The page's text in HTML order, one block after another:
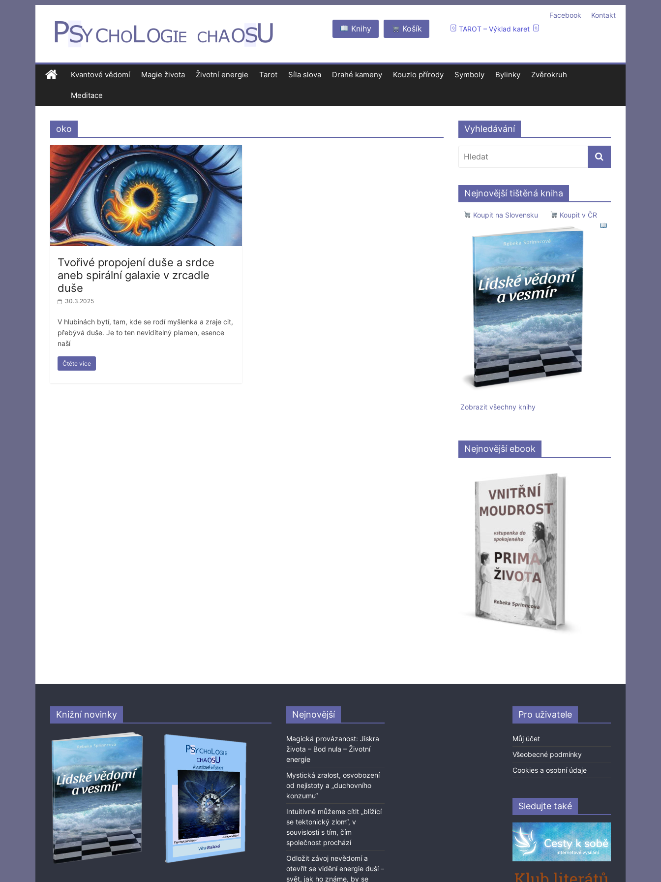
Kontakt
Facebook
TAROT – Výklad karet
Košík
Knihy
Kvantové vědomí Magie života Životní energie Tarot Síla slova Drahé kameny Kouzlo přírody Symboly Bylinky Zvěrokruh
Meditace
oko
Tvořivé propojení duše a srdce
aneb spirální galaxie v zrcadle
duše
30.3.2025
V hlubinách bytí, tam, kde se rodí myšlenka a zraje cit,
přebývá duše. Je to ten neviditelný plamen, esence
naší
Čtěte více
Vyhledávání
Nejnovější tištěná kniha
Koupit na Slovensku Koupit v ČR
Zobrazit všechny knihy
Nejnovější ebook
Knižní novinky Nejnovější
Magická provázanost: Jiskra
života – Bod nula – Životní
energie
Mystická zralost, osvobození
od nejistoty a „duchovního
konzumu“
Intuitivně můžeme cítit „blížící
se tektonický zlom“, v
souvislosti s tím, čím
společnost prochází
Odložit závoj nevědomí a
otevřít se vidění energie duší –
svět, jak ho známe, by se
Pro uživatele
Můj účet
Všeobecné podmínky
Cookies a osobní údaje
Sledujte také